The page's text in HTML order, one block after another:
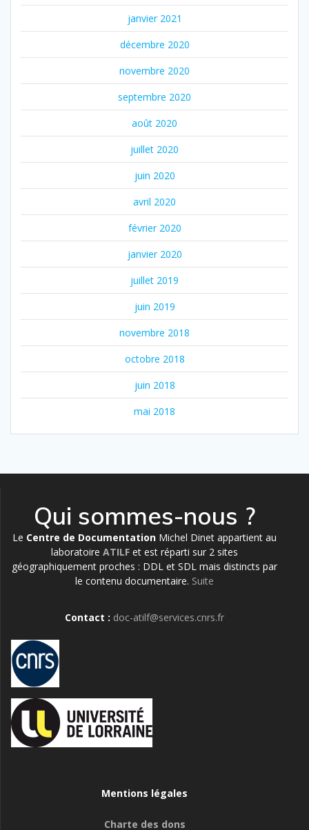
janvier 2021
décembre 2020
novembre 2020
septembre 2020
août 2020
juillet 2020
juin 2020
avril 2020
février 2020
janvier 2020
juillet 2019
juin 2019
novembre 2018
octobre 2018
juin 2018
mai 2018
Qui sommes-nous ?
Le Centre de Documentation Michel Dinet appartient au
laboratoire ATILF et est réparti sur 2 sites
géographiquement proches : DDL et SDL mais distincts par
le contenu documentaire. Suite
Contact : doc-atilf@services.cnrs.fr
Mentions légales
Charte des dons